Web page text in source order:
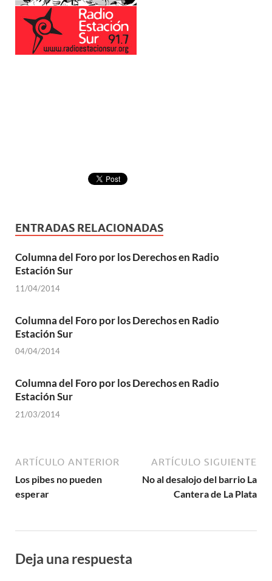
ENTRADAS RELACIONADAS
Columna del Foro por los Derechos en Radio
Estación Sur
11/04/2014
Columna del Foro por los Derechos en Radio
Estación Sur
04/04/2014
Columna del Foro por los Derechos en Radio
Estación Sur
21/03/2014
ARTÍCULO ANTERIOR
Los pibes no pueden
esperar
ARTÍCULO SIGUIENTE
No al desalojo del barrio La
Cantera de La Plata
Deja una respuesta